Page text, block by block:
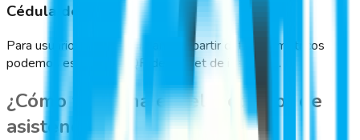
Cédula de identidad
Para usuarios que no quieran compartir datos biométricos
podemos escanear el QR del carnet de identidad.
¿Cómo funciona el reloj control de
asistencia?